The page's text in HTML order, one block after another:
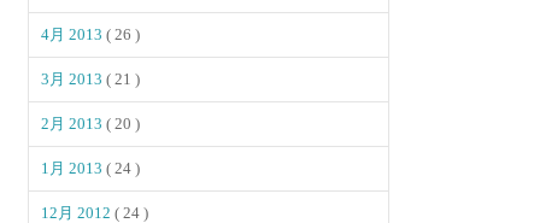
4月 2013( 26 )
3月 2013( 21 )
2月 2013( 20 )
1月 2013( 24 )
12月 2012( 24 )